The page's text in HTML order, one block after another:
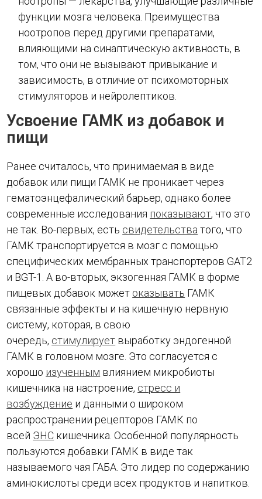
функции мозга человека. Преимущества
ноотропов перед другими препаратами,
влияющими на синаптическую активность, в
том, что они не вызывают привыкание и
зависимость, в отличие от психомоторных
стимуляторов и нейролептиков.
Усвоение ГАМК из добавок и
пищи
Ранее считалось, что принимаемая в виде
добавок или пищи ГАМК не проникает через
гематоэнцефалический барьер, однако более
современные исследования показывают, что это
не так. Во-первых, есть свидетельства того, что
ГАМК транспортируется в мозг с помощью
специфических мембранных транспортеров GAT2
и BGT-1. А во-вторых, экзогенная ГАМК в форме
пищевых добавок может оказывать ГАМК
связанные эффекты и на кишечную нервную
систему, которая, в свою
очередь, стимулирует выработку эндогенной
ГАМК в головном мозге. Это согласуется с
хорошо изученным влиянием микробиоты
кишечника на настроение, стресс и
возбуждение и данными о широком
распространении рецепторов ГАМК по
всей ЭНС кишечника. Особенной популярность
пользуются добавки ГАМК в виде так
называемого чая ГАБА. Это лидер по содержанию
аминокислоты среди всех продуктов и напитков.